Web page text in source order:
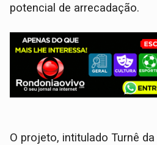
potencial de arrecadação.
O projeto, intitulado Turnê